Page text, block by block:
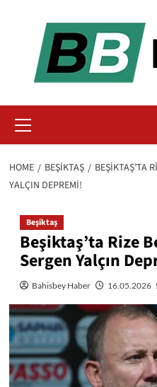
Menu
HOME BEŞIKTAŞ
BEŞIKTAŞ’TA
YALÇIN DEPREMI!
Beşiktaş
Beşiktaş’ta Rize
Sergen Yalçın
Bahisbey Haber 16.05.2026